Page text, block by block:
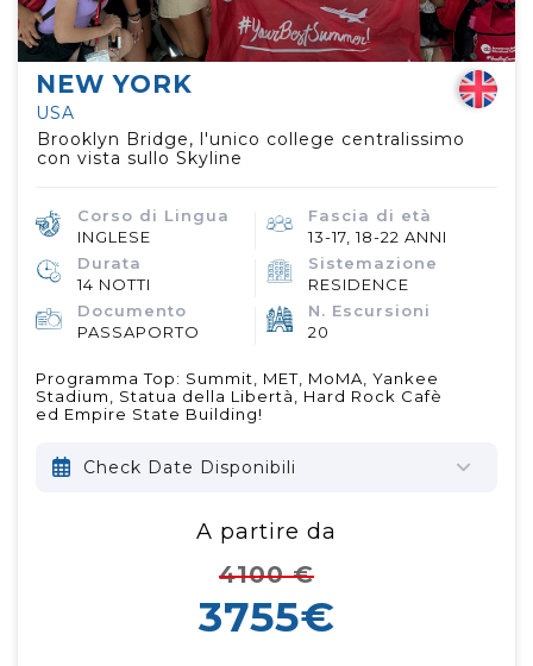
NEW YORK
USA
Brooklyn Bridge, l'unico college centralissimo
con vista sullo Skyline
Corso di Lingua
INGLESE
Fascia di età
13-17, 18-22 ANNI
Durata
14 NOTTI
Sistemazione
RESIDENCE
Documento
PASSAPORTO
N. Escursioni
20
Programma Top: Summit, MET, MoMA, Yankee
Stadium, Statua della Libertà, Hard Rock Cafè
ed Empire State Building!
Check Date Disponibili
A partire da
4100€
3755€